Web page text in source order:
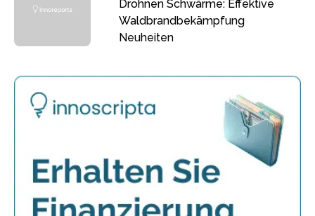
Drohnen Schwärme: Effektive
Waldbrandbekämpfung
Neuheiten